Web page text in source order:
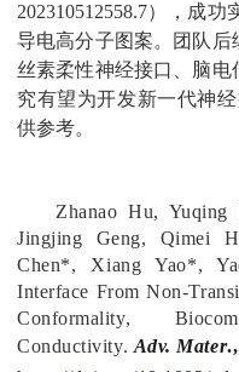
202310512558.7），成功
导电高分子图案。团队
丝素柔性神经接口、脑
究有望为开发新一代神
供参考。
Zhanao Hu,
Jingjing Geng, Qimei
Chen*, Xiang Yao*,
Interface From Non-
Conformality,
Conductivity. Adv. Mater.,